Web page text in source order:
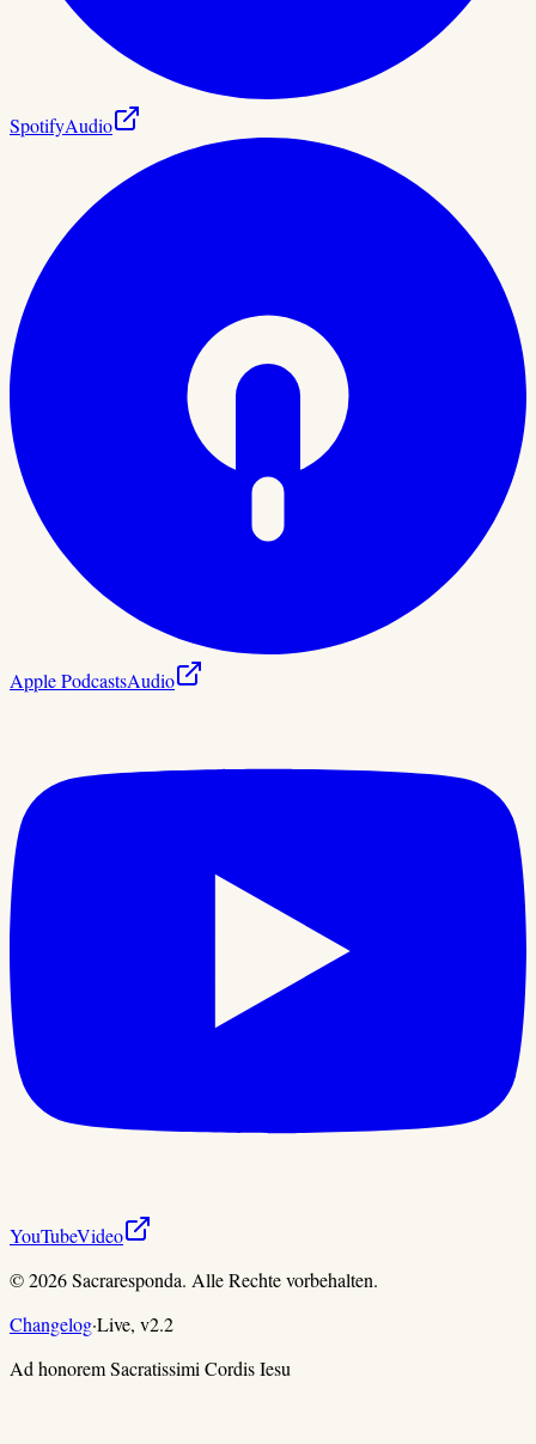
SpotifyAudio
Apple PodcastsAudio
YouTubeVideo
©2026Sacraresponda. Alle Rechte vorbehalten.
Changelog·Live, v2.2
Ad honorem Sacratissimi Cordis Iesu